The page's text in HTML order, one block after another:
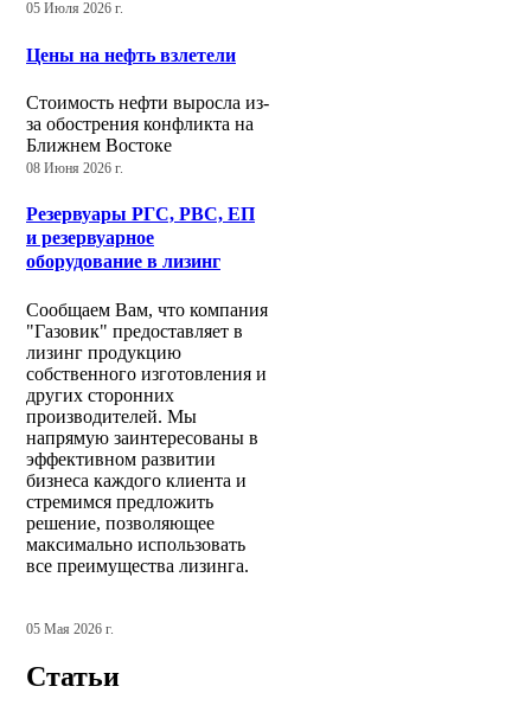
05 Июля 2026 г.
Цены на нефть взлетели
Стоимость нефти выросла из-
за обострения конфликта на
Ближнем Востоке
08 Июня 2026 г.
Резервуары РГС, РВС, ЕП
и резервуарное
оборудование в лизинг
Сообщаем Вам, что компания
"Газовик" предоставляет в
лизинг продукцию
собственного изготовления и
других сторонних
производителей. Мы
напрямую заинтересованы в
эффективном развитии
бизнеса каждого клиента и
стремимся предложить
решение, позволяющее
максимально использовать
все преимущества лизинга.
05 Мая 2026 г.
Статьи